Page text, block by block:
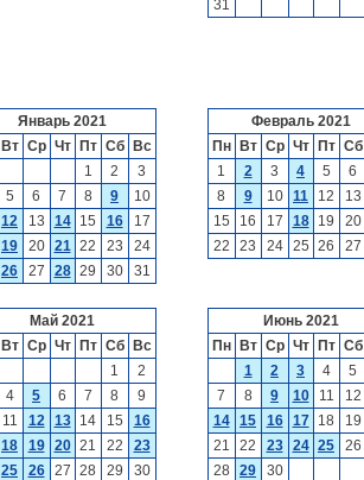
31
Январь 2021
Вт Ср Чт Пт Сб
Вс
1
2
3
5 6 7 8 9
10
12 13 14 15 16
17
19 20 21 22 23
24
26 27 28 29 30 31
Февраль 2021
Пн
Вт Ср Чт Пт Сб
1
2 3 4 5 6
8
9 10 11 12 13
15
16 17 18 19 20
22
23 24 25 26 27
Май 2021
Вт Ср Чт Пт Сб
Вс
1
2
4 5 6 7 8
9
11 12 13 14 15
16
18 19 20 21 22
23
25 26 27 28 29 30
Июнь 2021
Пн
Вт Ср Чт Пт Сб
1
2 3 4 5
7
8 9 10 11 12
14
15 16 17 18 19
21
22 23 24 25 26
28
29 30